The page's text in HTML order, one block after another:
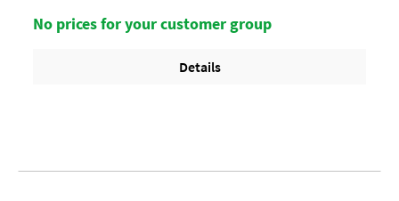
Kan. pro Lage/ 4 Lagen pro Palette = 200 Kanister
No prices for your customer group
Details